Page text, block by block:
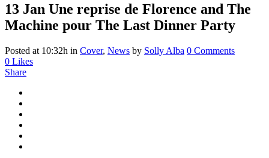
13 Jan Une reprise de Florence and The
Machine pour The Last Dinner Party
Posted at 10:32h in Cover, News by Solly Alba 0 Comments
0 Likes
Share